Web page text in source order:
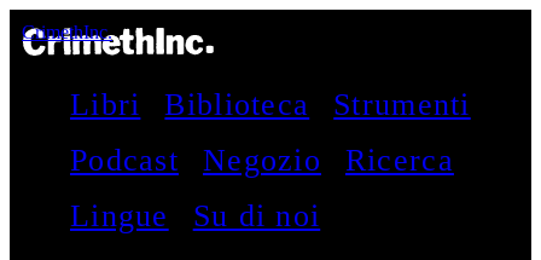
CrimethInc.
Libri Biblioteca
Strumenti
Podcast
Negozio
Ricerca
Lingue
Su di noi